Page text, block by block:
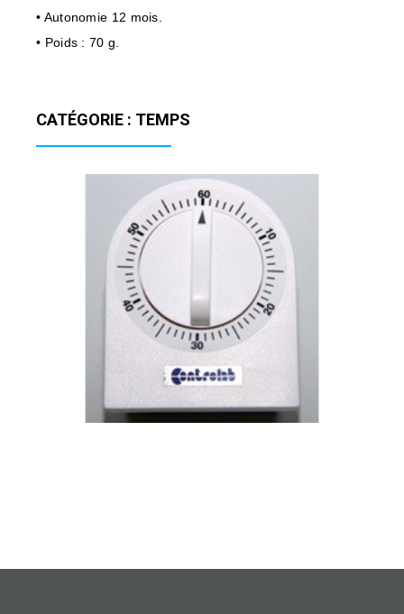
• Autonomie 12 mois.
• Poids : 70 g.
CATÉGORIE : TEMPS